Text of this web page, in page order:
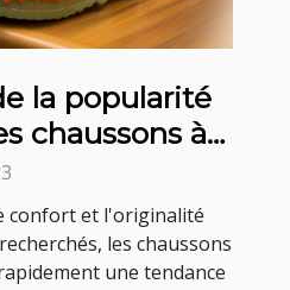
la popularité
chaussons à
confort et l'originalité
les chaussons
une tendance